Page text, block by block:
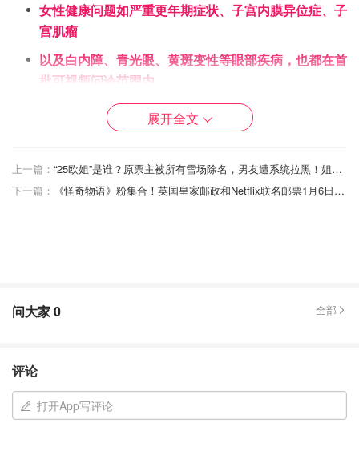
女性健康问题如严重更年期症状、子宫内膜异位症、子
宫肌瘤
以及白内障、青光眼、黄斑变性等眼部疾病，也都在首
批可视频问诊范围内
缺铁性贫血和炎症性肠病患者同样能受益
过 NHS App 与英格兰各地的医生进行视频会诊。官员们希
望，这能有效缩短候诊名单，让患者在家就能完成初步诊
展开全文
上一篇：
“25欧姐”是谁？原票主被所有雪场除名，男友遭系统拉黑！姐们儿"神级操作"震惊全网！
下一篇：
《怪奇物语》粉集合！英国皇家邮政和Netflix联名邮票1月6日起开放预订！
问大家0 全部
评论
打开App写评论